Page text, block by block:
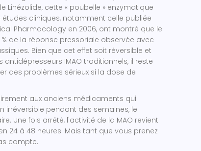
Linézolide, cette « poubelle » enzymatique
études cliniques, notamment celle publiée
Pharmacology en 2006, ont montré que le
de la réponse pressoriale observée avec
Bien que cet effet soit réversible et
IMAO traditionnels, il reste
des problèmes sérieux si la dose de
aux anciens médicaments qui
irréversible pendant des semaines, le
Une fois arrêté, l'activité de la MAO revient
24 à 48 heures. Mais tant que vous prenez
compte.